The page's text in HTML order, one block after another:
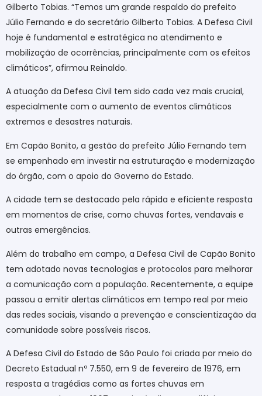
Gilberto Tobias. “Temos um grande respaldo do prefeito
Júlio Fernando e do secretário Gilberto Tobias. A Defesa Civil
hoje é fundamental e estratégica no atendimento e
mobilização de ocorrências, principalmente com os efeitos
climáticos”, afirmou Reinaldo.
A atuação da Defesa Civil tem sido cada vez mais crucial,
especialmente com o aumento de eventos climáticos
extremos e desastres naturais.
Em Capão Bonito, a gestão do prefeito Júlio Fernando tem
se empenhado em investir na estruturação e modernização
do órgão, com o apoio do Governo do Estado.
A cidade tem se destacado pela rápida e eficiente resposta
em momentos de crise, como chuvas fortes, vendavais e
outras emergências.
Além do trabalho em campo, a Defesa Civil de Capão Bonito
tem adotado novas tecnologias e protocolos para melhorar
a comunicação com a população. Recentemente, a equipe
passou a emitir alertas climáticos em tempo real por meio
das redes sociais, visando a prevenção e conscientização da
comunidade sobre possíveis riscos.
A Defesa Civil do Estado de São Paulo foi criada por meio do
Decreto Estadual nº 7.550, em 9 de fevereiro de 1976, em
resposta a tragédias como as fortes chuvas em